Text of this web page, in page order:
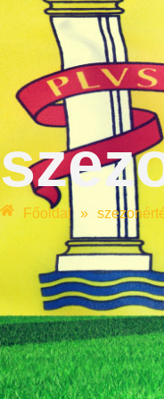
Főoldal »